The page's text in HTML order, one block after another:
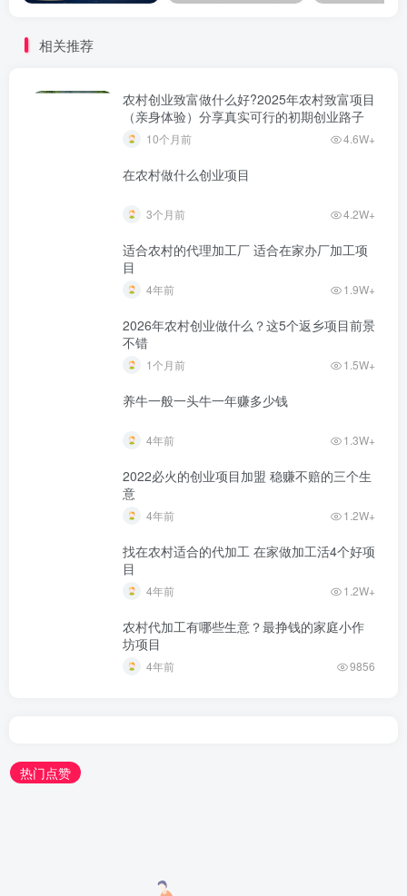
相关推荐
农村创业致富做什么好?2025年农村致富项目
（亲身体验）分享真实可行的初期创业路子
10个月前 4.6W+
在农村做什么创业项目
3个月前 4.2W+
适合农村的代理加工厂 适合在家办厂加工项
目
4年前 1.9W+
2026年农村创业做什么？这5个返乡项目前景
不错
1个月前 1.5W+
养牛一般一头牛一年赚多少钱
4年前 1.3W+
2022必火的创业项目加盟 稳赚不赔的三个生
意
4年前 1.2W+
找在农村适合的代加工 在家做加工活4个好项
目
4年前 1.2W+
农村代加工有哪些生意？最挣钱的家庭小作
坊项目
4年前 9856
热门点赞